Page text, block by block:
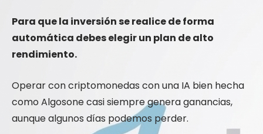
Para que la inversión se realice de forma
automática debes elegir un plan de alto
rendimiento.
Operar con criptomonedas con una IA bien hecha
como Algosone casi siempre genera ganancias,
aunque algunos días podemos perder.